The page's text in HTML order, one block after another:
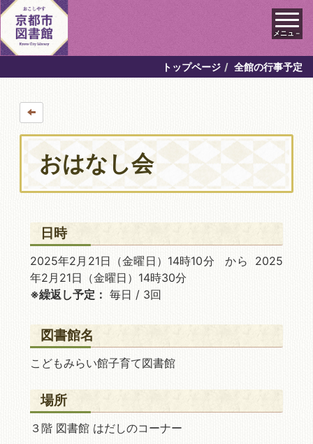
メニュ－
トップページ 全館の行事予定
おはなし会
日時
2025年2月21日 （金曜日）14時10分 から 2025
年2月21日 （金曜日）14時30分
※繰返し予定： 毎日 / 3回
図書館名
こどもみらい館子育て図書館
場所
３階 図書館 はだしのコーナー